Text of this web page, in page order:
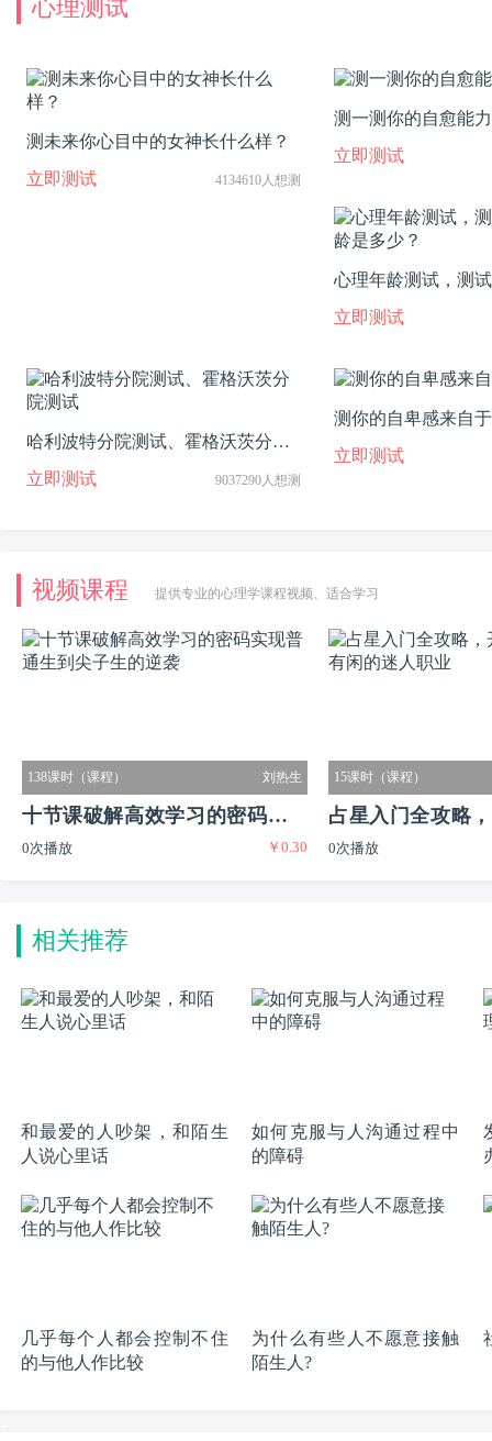
心理测试
测未来你心目中的女神长什么样？
立即测试
4134610人想测
测一测你的自愈能
立即测试
心理年龄测试，测
是多少？
立即测试
哈利波特分院测试、霍格沃茨分院
测试
立即测试 9037290人想测
测你的自卑感来自
立即测试
视频课程 提供专业的心理学课程视频、适合学习
138课时（课程） 刘热生
十节课破解高效学习的密码实现
普通生到尖子生的逆袭
0次播放 ￥0.30
15课时（课程）
占星入门全攻略
又有闲的迷人职业
0次播放
相关推荐
和最爱的人吵架，和陌生
人说心里话
如何克服与人沟通过程中
的障碍
几乎每个人都会控制不住
的与他人作比较
为什么有些人不愿意接触
陌生人?